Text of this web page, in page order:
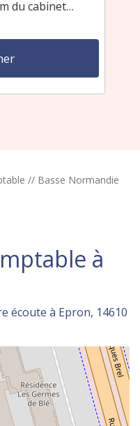
// Basse Normandie
à
écoute à Epron, 14610